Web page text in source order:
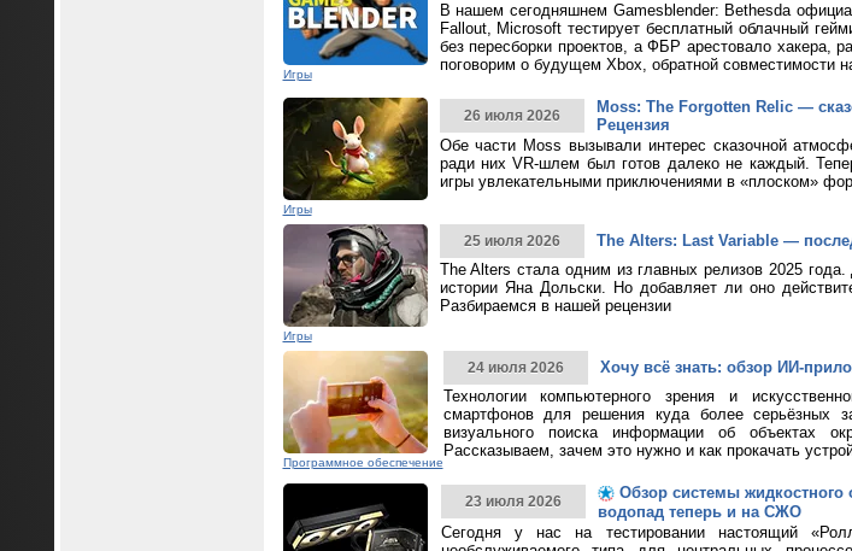
Игры
В нашем сегодняшнем Gamesblender: Bethesda
Fallout, Microsoft тестирует бесплатный облачный
без пересборки проектов, а ФБР арестовало хакера,
поговорим о будущем Xbox, обратной совместимости
Игры
26 июля 2026
Moss: The Forgotten Relic —
Рецензия
Обе части Moss вызывали интерес сказочной
ради них VR-шлем был готов далеко не каждый.
игры увлекательными приключениями в «плоском»
Игры
25 июля 2026
The Alters: Last Variable —
The Alters стала одним из главных релизов 2025
истории Яна Дольски. Но добавляет ли оно
Разбираемся в нашей рецензии
Программное обеспечение
24 июля 2026
Хочу всё знать: обзор ИИ-
Технологии компьютерного зрения и
смартфонов для решения куда более серьёзных
визуального поиска информации об объектах
Рассказываем, зачем это нужно и как прокачать
23 июля 2026
Обзор системы жидкостного
водопад теперь и на СЖО
Сегодня у нас на тестировании настоящий